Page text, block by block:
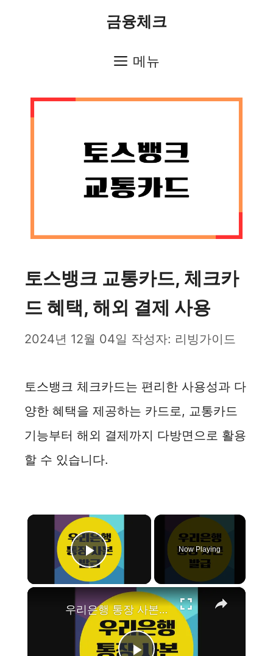
금융체크
메뉴
토스뱅크 교통카드, 체크카
드 혜택, 해외 결제 사용
2024년 12월 04일 작성자: 리빙가이드
토스뱅크 체크카드는 편리한 사용성과 다
양한 혜택을 제공하는 카드로, 교통카드
기능부터 해외 결제까지 다방면으로 활용
할 수 있습니다.
×
Play Video
Now Playing
×
우리은행 통장 사본 발급 방법 (PC, 모바일)